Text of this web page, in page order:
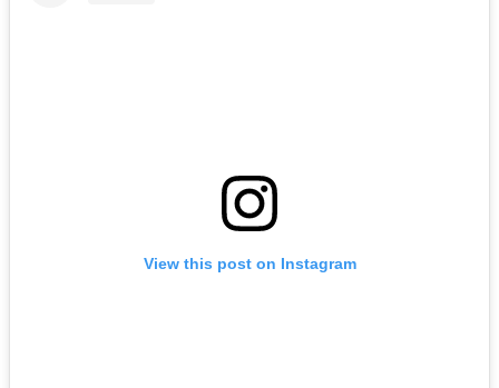
View this post on Instagram